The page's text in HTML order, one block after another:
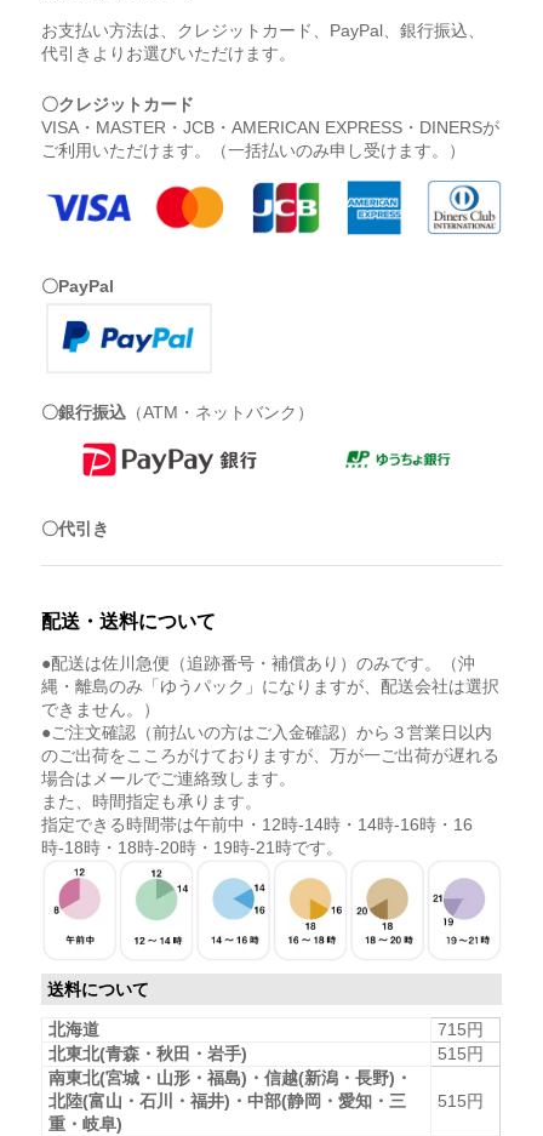
お支払い方法は、クレジットカード、PayPal、銀行振込、
代引きよりお選びいただけます。
〇クレジットカード
VISA・MASTER・JCB・AMERICAN EXPRESS・DINERSが
ご利用いただけます。（一括払いのみ申し受けます。）
〇PayPal
〇銀行振込 （ATM・ネットバンク）
〇代引き
配送・送料について
●配送は佐川急便（追跡番号・補償あり）のみです。（沖
縄・離島のみ「ゆうパック」になりますが、配送会社は選択
できません。）
●ご注文確認（前払いの方はご入金確認）から３営業日以内
のご出荷をこころがけておりますが、万が一ご出荷が遅れる
場合はメールでご連絡致します。
また、時間指定も承ります。
指定できる時間帯は午前中・12時-14時・14時-16時・16
時-18時・18時-20時・19時-21時です。
送料について
北海道
715円
北東北(青森・秋田・岩手)
515円
南東北(宮城・山形・福島)・信越(新潟・長野)・
北陸(富山・石川・福井)・中部(静岡・愛知・三
重・岐阜)
515円